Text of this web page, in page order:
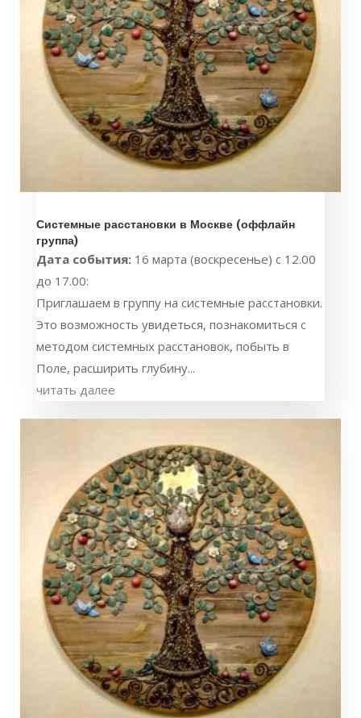
Системные расстановки в Москве (оффлайн
группа)
Дата события: 16 марта (воскресенье) с 12.00
до 17.00:
Приглашаем в группу на системные расстановки.
Это возможность увидеться, познакомиться с
методом системных расстановок, побыть в
Поле, расширить глубину...
читать далее